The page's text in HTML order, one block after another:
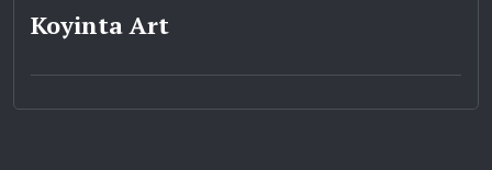
Koyinta Art